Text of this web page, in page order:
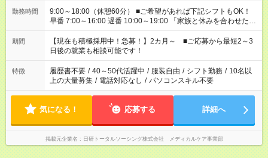
勤務時間
9:00～18:00（休憩60分） ■ご希望があれば下記シフトもOK！
早番 7:00～16:00 遅番 10:00～19:00 「家族と休みを合わせた
い」 「余裕を持って夕飯の準備がしたい」 「できれば残業はし
たくない」 など、ご希望を教えてくださいね。 ※Wワーク希望
の方へ 今ご覧のお仕事で希望する勤務時間と、もう1つのお仕事
の勤務時間。 合計で週40時間を超える場合は応募できません。
期間
【現在も積極採用中！急募！】2カ月～ ■ご応募から最短2～3
日後の就業も相談可能です！
特徴 履歴書不要 / 40～50代活躍中 / 服装自由 / シフト勤務 / 10名以
上の大量募集 / 電話対応なし / パソコンスキル不要
気になる！ 応募する 詳細へ
掲載元企業名 日研トータルソーシング株式会社 メディカルケア事業部